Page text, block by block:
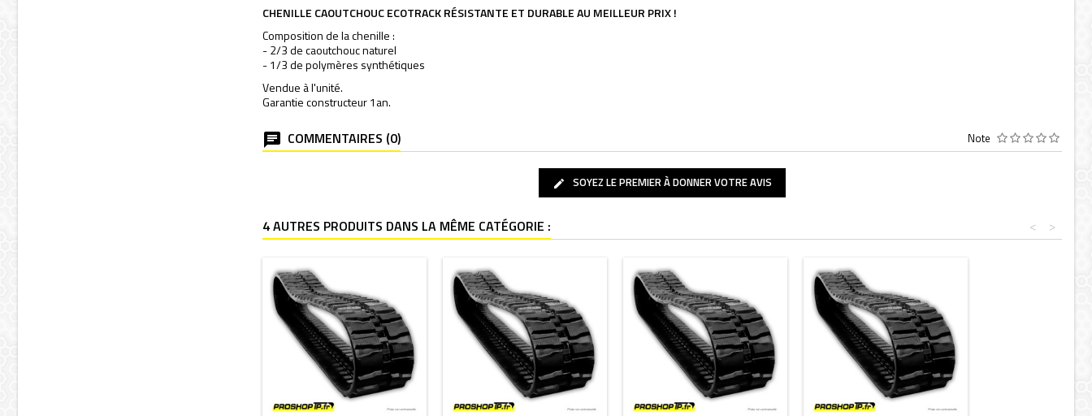
CHENILLE CAOUTCHOUC ECOTRACK RÉSISTANTE ET DURABLE AU MEILLEUR PRIX !
Composition de la chenille :
- 2/3 de caoutchouc naturel
- 1/3 de polymères synthétiques
Vendue à l'unité.
Garantie constructeur 1an.
COMMENTAIRES (0) Note
SOYEZ LE PREMIER À DONNER VOTRE AVIS
4 AUTRES PRODUITS DANS LA MÊME CATÉGORIE : >
<